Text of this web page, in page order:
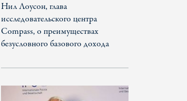
Нил Лоусон, глава
исследовательского центра
Compass, о преимуществах
безусловного базового дохода